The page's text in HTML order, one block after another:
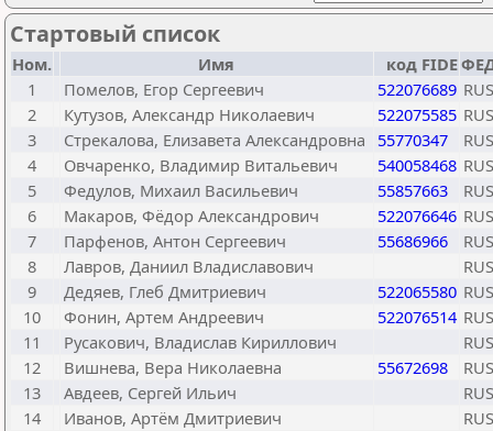
Стартовый список
Ном. Имя код FIDE
1
Помелов, Егор Сергеевич 522076689 RUS
2
Кутузов, Александр Николаевич 522075585 RUS
3
Стрекалова, Елизавета Александровна 55770347
RUS
4
Овчаренко, Владимир Витальевич 540058468 RUS
5
Федулов, Михаил Васильевич 55857663
RUS
6
Макаров, Фёдор Александрович 522076646 RUS
7
Парфенов, Антон Сергеевич 55686966
RUS
8
Лавров, Даниил Владиславович
RUS
9
Дедяев, Глеб Дмитриевич 522065580 RUS
10
Фонин, Артем Андреевич 522076514 RUS
11
Русакович, Владислав Кириллович
RUS
12
Вишнева, Вера Николаевна 55672698
RUS
13
Авдеев, Сергей Ильич
RUS
14
Иванов, Артём Дмитриевич
RUS